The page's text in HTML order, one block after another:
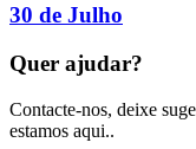
30 de Julho
Quer ajudar?
Contacte-nos, deixe
estamos aqui..